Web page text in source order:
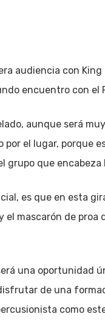
audiencia con
encuentro con el
aunque será
por el lugar, porque
grupo que encabeza
es que en esta
el mascarón de
una oportunidad
de una
como